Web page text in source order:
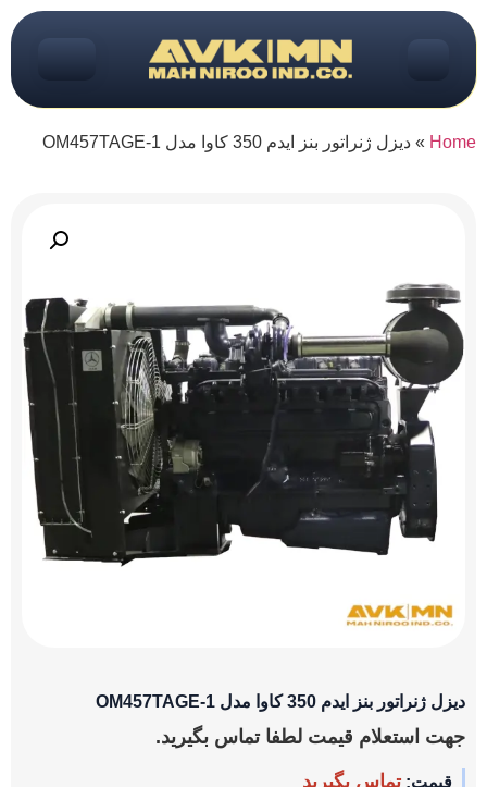
Home
» دیزل ژنراتور بنز ایدم 350 کاوا مدل OM457TAGE-1
دیزل ژنراتور بنز ایدم 350 کاوا مدل OM457TAGE-1
جهت استعلام قیمت لطفا تماس بگیرید.
قیمت: تماس بگیرید